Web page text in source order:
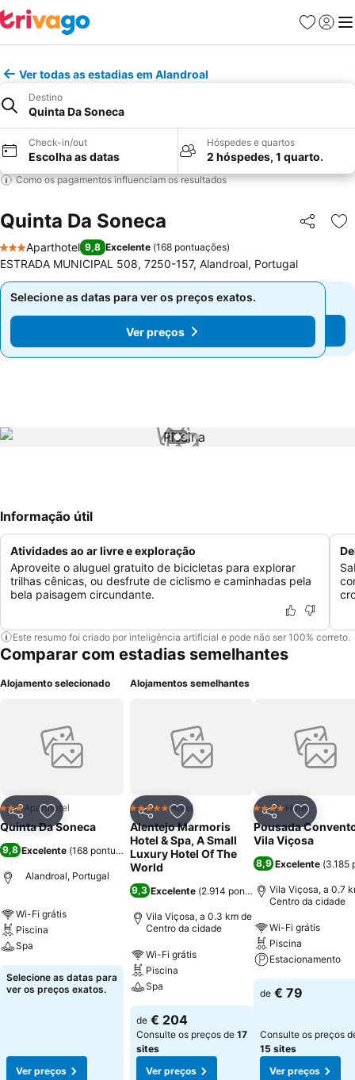
Favoritos
Iniciar
Ver todas as estadias em Alandroal
Destino
Quinta Da Soneca
Check-in/out
Escolha as datas
Hóspedes e quartos
2 hóspedes, 1 quarto.
Como os pagamentos influenciam os resultados
Quinta Da Soneca Partilhar
3 Estrelas
Aparthotel 9,8 Excelente (168 pontuações)
ESTRADA MUNICIPAL 508, 7250-157, Alandroal, Portugal
Selecione as datas para ver os preços exatos.
Ver preços
Selecione as datas para ver os preços exatos.
Ver preços
1 / 3
Informação útil
Atividades ao ar livre e exploração
Aproveite o aluguel gratuito de bicicletas para explorar
trilhas cênicas, ou desfrute de ciclismo e caminhadas pela
bela paisagem circundante.
Este resumo foi criado por inteligência artificial e pode não ser 100% correto.
Comparar com estadias semelhantes
Alojamento selecionado
PartilharAdicionar aos favoritos
3 EstrelasAparthotel
Quinta Da Soneca
9,8 Excelente (168 pontuações)
Alandroal, Portugal
Wi-Fi grátis
Piscina
Spa
Selecione as datas para
ver os preços exatos.
Ver preços
Alojamentos semelhantes
PartilharAdicionar aos favoritos
5 EstrelasHotel
Alentejo Marmoris
Hotel & Spa, A Small
Luxury Hotel Of The
World
9,3 Excelente (2.914 pontuações)
Vila Viçosa, a 0.3 km de
Centro da cidade
Wi-Fi grátis
Piscina
Spa
de € 204
Consulte os preços de 17
sites
Ver preços
Partilhar
4 EstrelasHotel
Pousada
Vila Viçosa
8,9 Excelente (3.185
Vila Viçosa, a 0.7
Centro da cidade
Wi-Fi grátis
Piscina
Estacionamento
de € 79
Consulte os preços
15 sites
Ver preços